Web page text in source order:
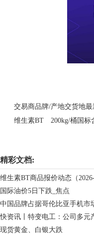
交易商品牌/产地交货地最
维生素BT 200kg/桶国标
精彩文档:
维生素BT商品报价动态（2026-
国际油价5日下跌_焦点
中国品牌占据哥伦比亚手机市
快资讯丨特变电工：公司多元
现货黄金、白银大跌